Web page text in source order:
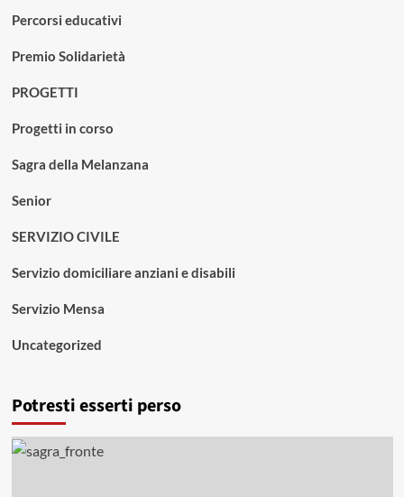
Percorsi educativi
Premio Solidarietà
PROGETTI
Progetti in corso
Sagra della Melanzana
Senior
SERVIZIO CIVILE
Servizio domiciliare anziani e disabili
Servizio Mensa
Uncategorized
Potresti esserti perso